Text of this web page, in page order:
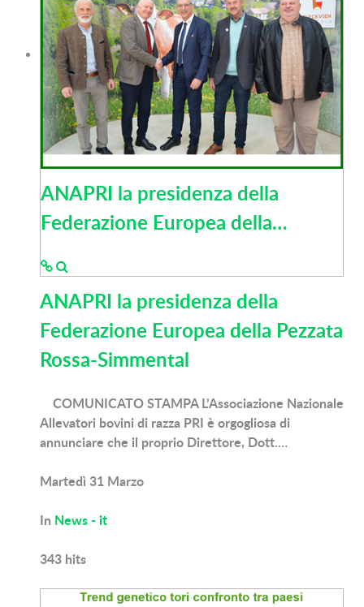
ANAPRI la presidenza della
Federazione Europea della…
ANAPRI la presidenza della
Federazione Europea della Pezzata
Rossa-Simmental
COMUNICATO STAMPA L’Associazione Nazionale
Allevatori bovini di razza PRI è orgogliosa di
annunciare che il proprio Direttore, Dott.…
Martedì 31 Marzo
In News - it
343 hits